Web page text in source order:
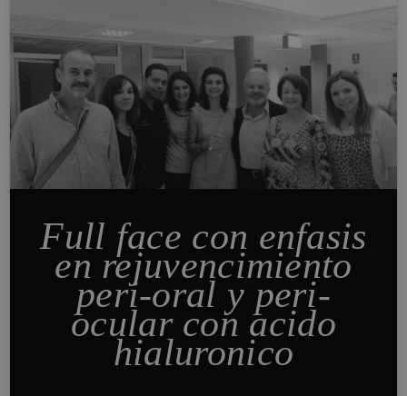
Full face con enfasis
en rejuvencimiento
peri-oral y peri-
ocular con acido
hialuronico